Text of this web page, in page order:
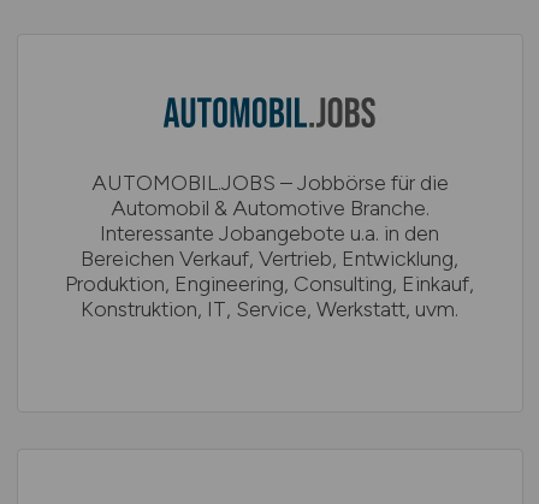
AUTOMOBIL.JOBS – Jobbörse für die
Automobil & Automotive Branche.
Interessante Jobangebote u.a. in den
Bereichen Verkauf, Vertrieb, Entwicklung,
Produktion, Engineering, Consulting, Einkauf,
Konstruktion, IT, Service, Werkstatt, uvm.